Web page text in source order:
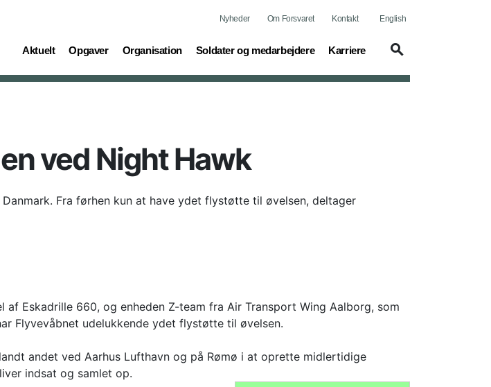
Nyheder Om Forsvaret Kontakt English
Aktuelt
(current) Opgaver
(current) Organisation
(current) Soldater og medarbejdere
(current) Karriere
(current)
ved Night Hawk
Fra førhen kun at have ydet flystøtte til øvelsen, deltager
af Eskadrille 660, og enheden Z-team fra Air Transport Wing Aalborg, som
Flyvevåbnet udelukkende ydet flystøtte til øvelsen.
andet ved Aarhus Lufthavn og på Rømø i at oprette midlertidige
indsat og samlet op.